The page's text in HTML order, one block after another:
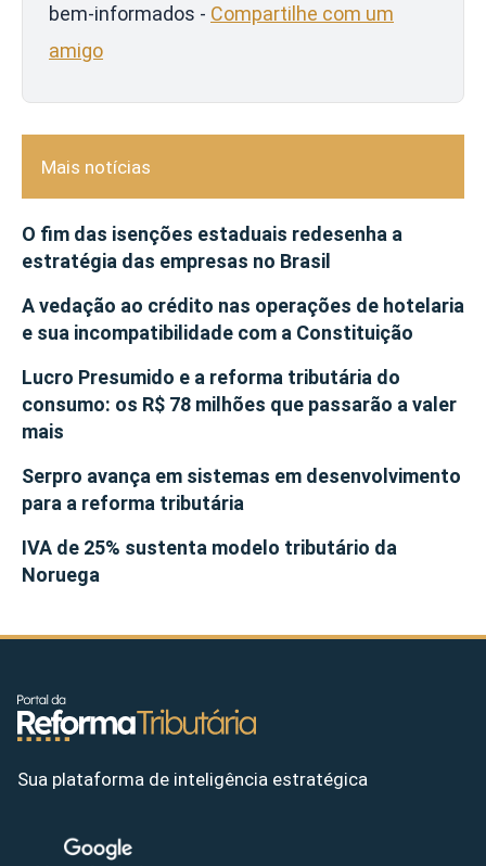
bem-informados - Compartilhe com um
amigo
Mais notícias
O fim das isenções estaduais redesenha a
estratégia das empresas no Brasil
A vedação ao crédito nas operações de hotelaria
e sua incompatibilidade com a Constituição
Lucro Presumido e a reforma tributária do
consumo: os R$ 78 milhões que passarão a valer
mais
Serpro avança em sistemas em desenvolvimento
para a reforma tributária
IVA de 25% sustenta modelo tributário da
Noruega
Sua plataforma de inteligência estratégica